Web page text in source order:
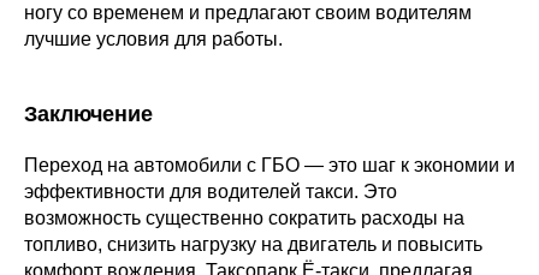
ногу со временем и предлагают своим водителям
лучшие условия для работы.
Заключение
Переход на автомобили с ГБО — это шаг к экономии и
эффективности для водителей такси. Это
возможность существенно сократить расходы на
топливо, снизить нагрузку на двигатель и повысить
комфорт вождения. Таксопарк Ё-такси, предлагая